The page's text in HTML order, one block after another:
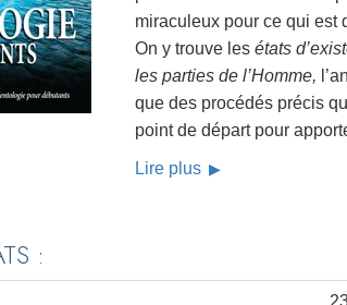
miraculeux pour ce qui est
On y trouve les états
les parties de l’Homme,
que des procédés précis
point de départ pour
Lire plus
: